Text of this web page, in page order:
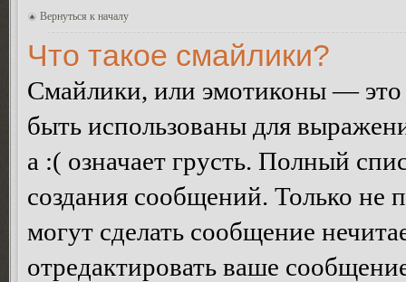
Вернуться к началу
Что такое смайлики?
Смайлики, или эмотиконы — это
быть использованы для
а :( означает грусть. Полный
создания сообщений. Только не
могут сделать сообщение
отредактировать ваше